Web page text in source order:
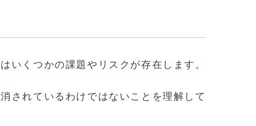
いくつかの課題やリスクが存在します。
されているわけではないことを理解して